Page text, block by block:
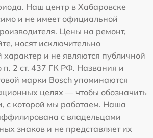
Наш центр в Хабаровске
и не имеет официальной
Цены на ремонт,
носят исключительно
и не являются публичной
п. 2 ст. 437 ГК РФ. Названия и
марки Bosch упоминаются
целях — чтобы обозначить
с которой мы работаем. Наша
с владельцами
знаков и не представляет их